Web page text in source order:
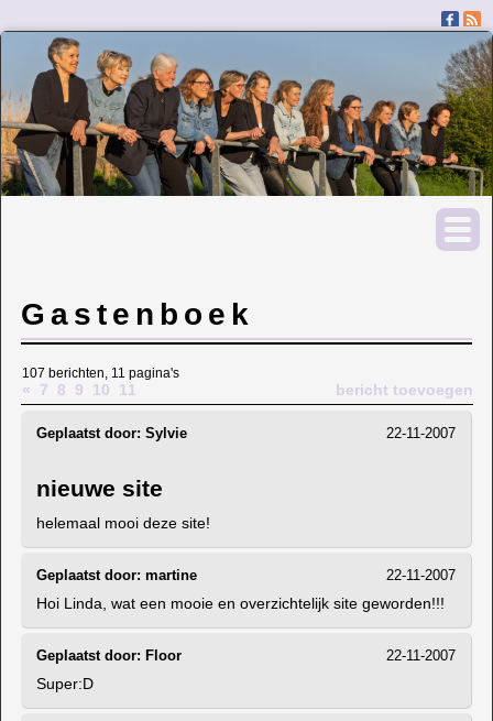
Gastenboek
107 berichten, 11 pagina's
bericht toevoegen
« 7 8 9 10 11
22-11-2007
Geplaatst door: Sylvie
nieuwe site
helemaal mooi deze site!
22-11-2007
Geplaatst door: martine
Hoi Linda, wat een mooie en overzichtelijk site geworden!!!
22-11-2007
Geplaatst door: Floor
Super:D